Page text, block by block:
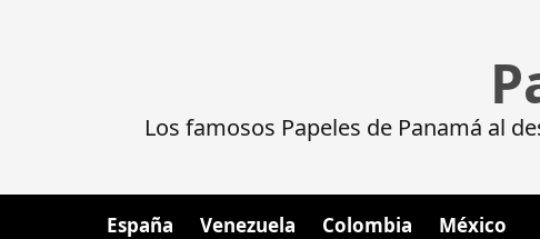
Los famosos Papeles de Panamá al
España Venezuela Colombia México